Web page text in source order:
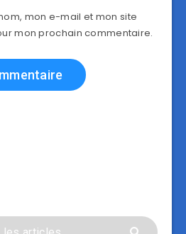
mon e-mail et mon site
mon prochain commentaire.